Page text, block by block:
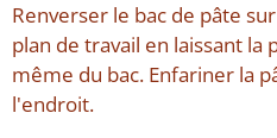
Renverser le bac de pâte
plan de travail en laissant la
même du bac. Enfariner la
l'endroit.